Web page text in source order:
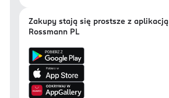
Zakupy stają się prostsze z aplikacją
Rossmann PL